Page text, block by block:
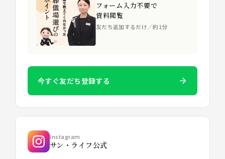
フォーム入力不要で
資料閲覧
友だち追加するだけ／約1分
今すぐ友だち登録する
Instagram
サン・ライフ公式